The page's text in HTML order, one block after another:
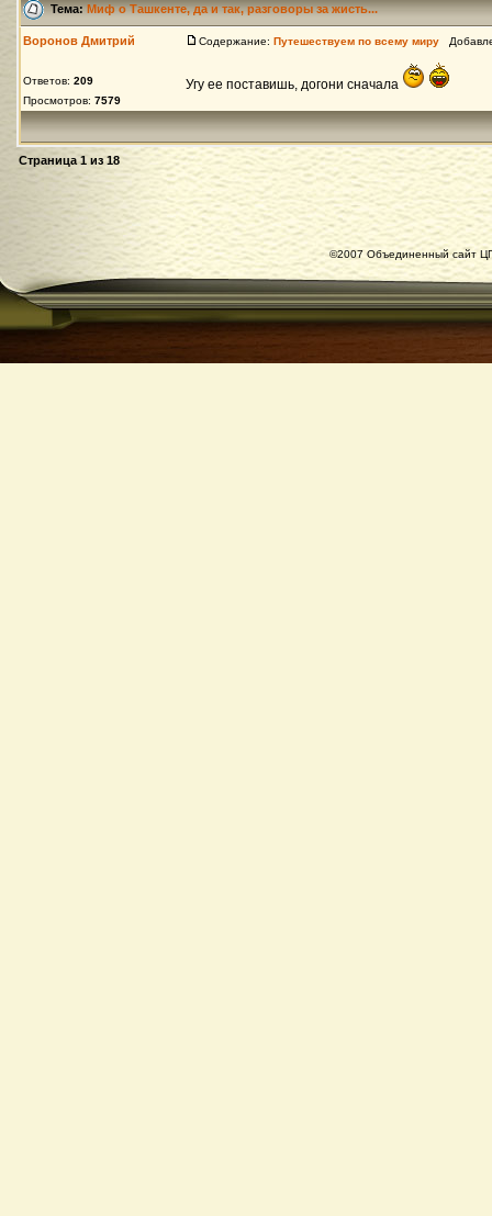
Тема:Миф о Ташкенте, да и так, разговоры за жисть...
Воронов Дмитрий
Ответов: 209
Просмотров: 7579
Содержание: Путешествуем по всему миру
Угу ее поставишь, догони сначала
Страница1из 18
©2007 Объединенный сайт